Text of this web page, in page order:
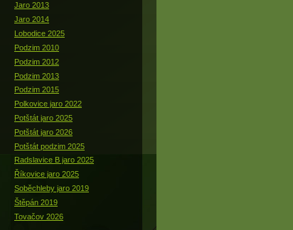
Jaro 2013
Jaro 2014
Lobodice 2025
Podzim 2010
Podzim 2012
Podzim 2013
Podzim 2015
Polkovice jaro 2022
Potštát jaro 2025
Potštát jaro 2026
Potštát podzim 2025
Radslavice B jaro 2025
Říkovice jaro 2025
Soběchleby jaro 2019
Štěpán 2019
Tovačov 2026